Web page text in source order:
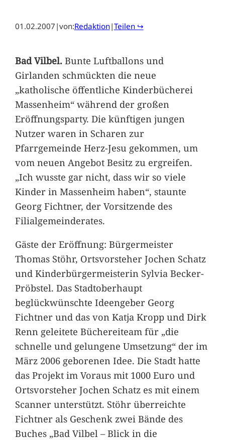
01.02.2007 |von:Redaktion|Teilen ↪
Bad Vilbel.Bunte Luftballons und
Girlanden schmückten die neue
„katholische öffentliche Kinderbücherei
Massenheim“ während der großen
Eröffnungsparty. Die künftigen jungen
Nutzer waren in Scharen zur
Pfarrgemeinde Herz-Jesu gekommen, um
vom neuen Angebot Besitz zu ergreifen.
„Ich wusste gar nicht, dass wir so viele
Kinder in Massenheim haben“, staunte
Georg Fichtner, der Vorsitzende des
Filialgemeinderates.
Gäste der Eröffnung: Bürgermeister
Thomas Stöhr, Ortsvorsteher Jochen Schatz
und Kinderbürgermeisterin Sylvia Becker-
Pröbstel. Das Stadtoberhaupt
beglückwünschte Ideengeber Georg
Fichtner und das von Katja Kropp und Dirk
Renn geleitete Büchereiteam für „die
schnelle und gelungene Umsetzung“ der im
März 2006 geborenen Idee. Die Stadt hatte
das Projekt im Voraus mit 1000 Euro und
Ortsvorsteher Jochen Schatz es mit einem
Scanner unterstützt. Stöhr überreichte
Fichtner als Geschenk zwei Bände des
Buches „Bad Vilbel – Blick in die